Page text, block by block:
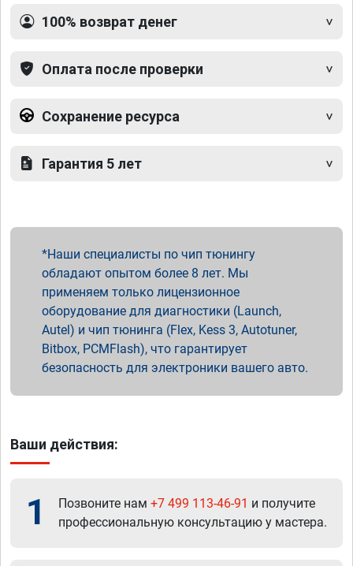
100% возврат денег
Оплата после проверки
Сохранение ресурса
Гарантия 5 лет
Наши специалисты по чип тюнингу
обладают опытом более 8 лет. Мы
применяем только лицензионное
оборудование для диагностики (Launch,
Autel) и чип тюнинга (Flex, Kess 3, Autotuner,
Bitbox, PCMFlash), что гарантирует
безопасность для электроники вашего авто.
Ваши действия:
1 Позвоните нам +7 499 113-46-91 и получите
профессиональную консультацию у мастера.